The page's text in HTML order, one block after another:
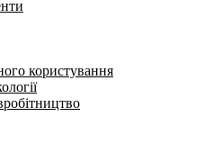
користування